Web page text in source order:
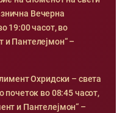
Вечерна
19:00 часот, во
и Пантелејмон“ –
Охридски – света
почеток во 08:45 часот,
и Пантелејмон“ –